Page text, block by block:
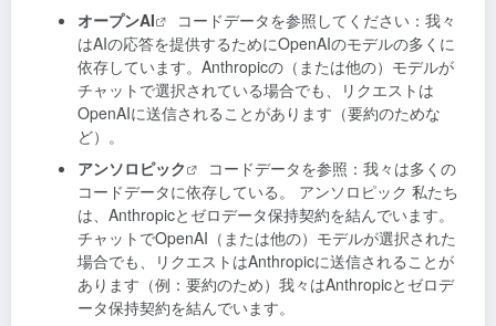
オープンAI
コードデータを参照してください：我々
はAIの応答を提供するためにOpenAIのモデルの多くに
依存しています。Anthropicの（または他の）モデルが
チャットで選択されている場合でも、リクエストは
OpenAIに送信されることがあります（要約のためな
ど）。
アンソロピック
コードデータを参照：我々は多くの
コードデータに依存している。 アンソロピック 私たち
は、Anthropicとゼロデータ保持契約を結んでいます。
チャットでOpenAI（または他の）モデルが選択された
場合でも、リクエストはAnthropicに送信されることが
あります（例：要約のため）我々はAnthropicとゼロデ
ータ保持契約を結んでいます。